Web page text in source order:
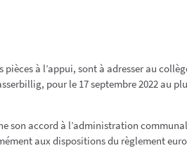
à l’appui, sont à adresser au
pour le 17 septembre 2022 au
son accord à l’administration
aux dispositions du règlement